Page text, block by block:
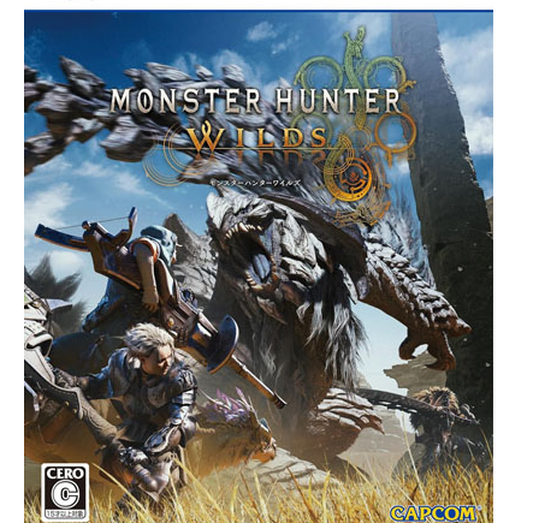
AI活用のいまが分かる
企業ITのトレンドを詳説
経営リーダーのコミュニティ
マーケ×ITの今がよく分かる
ITエンジニア向け専門サイト
企業向けIT製品の総合サイト
IT製品の技術・比較・事例
製造業のIT導入・活用を支援
モノづくり技術者専門サイト
エレクトロニクス専門サイト